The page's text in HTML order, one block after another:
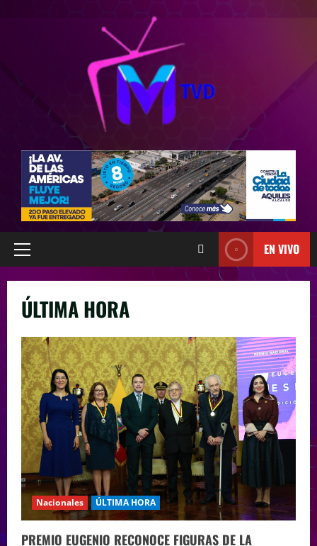
EN VIVO
ÚLTIMA HORA
Nacionales ÚLTIMA HORA
PREMIO EUGENIO RECONOCE FIGURAS DE LA